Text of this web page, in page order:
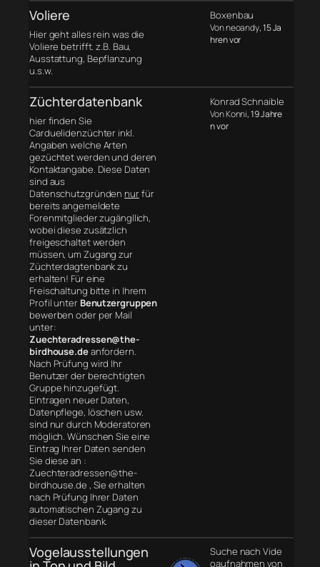
Voliere
Hier geht alles rein was die
Voliere betrifft. z.B. Bau,
Ausstattung, Bepflanzung
u.s.w.
Boxenbau
Von neoandy, 15 Ja
hren vor
Züchterdatenbank
hier finden Sie
Carduelidenzüchter inkl.
Angaben welche Arten
gezüchtet werden und deren
Kontaktangabe. Diese Daten
sind aus
Datenschutzgründen nurfür
bereits angemeldete
Forenmitglieder zugängllich,
wobei diese zusätzlich
freigeschaltet werden
müssen, um Zugang zur
Züchterdagtenbank zu
erhalten! Für eine
Freischaltung bitte in Ihrem
Profil unter Benutzergruppen
bewerben oder per Mail
unter:
Zuechteradressen@the-
birdhouse.deanfordern.
Nach Prüfung wird Ihr
Benutzer der berechtigten
Gruppe hinzugefügt.
Eintragen neuer Daten,
Datenpflege, löschen usw.
sind nur durch Moderatoren
möglich. Wünschen Sie eine
Eintrag Ihrer Daten senden
Sie diese an :
Zuechteradressen@the-
birdhouse.de , Sie erhalten
nach Prüfung Ihrer Daten
automatischen Zugang zu
dieser Datenbank.
Konrad Schnaible
Von Konni, 19 Jahre
n vor
Vogelausstellungen
Suche nach Vide
oaufnahmen von